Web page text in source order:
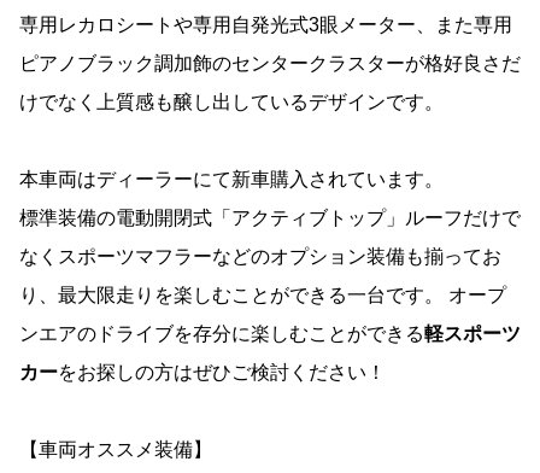
専用レカロシートや専用自発光式3眼メーター、また専用
ピアノブラック調加飾のセンタークラスターが格好良さだ
けでなく上質感も醸し出しているデザインです。
本車両はディーラーにて新車購入されています。
標準装備の電動開閉式「アクティブトップ」ルーフだけで
なくスポーツマフラーなどのオプション装備も揃ってお
り、最大限走りを楽しむことができる一台です。 オープ
ンエアのドライブを存分に楽しむことができる軽スポーツ
カーをお探しの方はぜひご検討ください！
【車両オススメ装備】